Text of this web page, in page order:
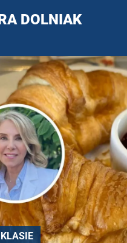
DOLNIAK